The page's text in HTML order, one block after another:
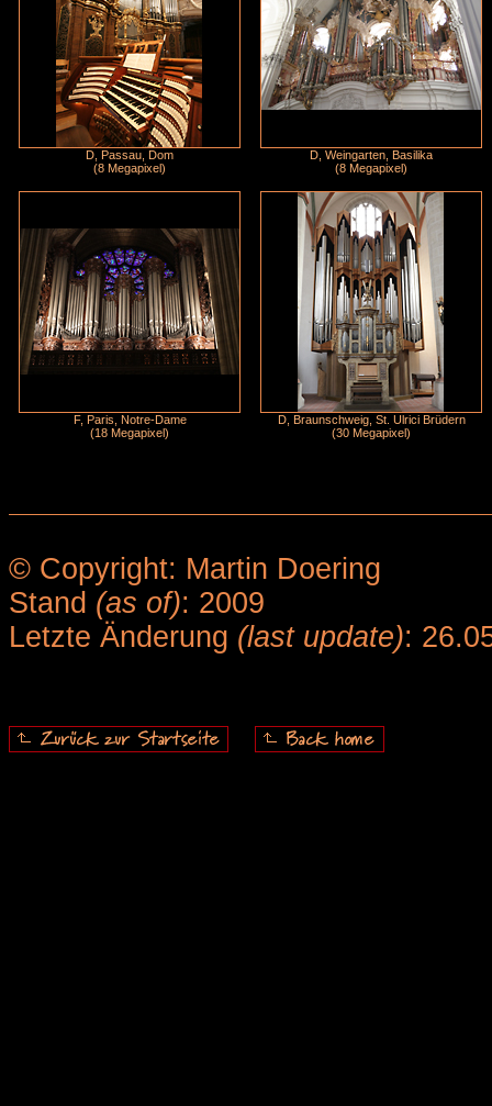
D, Passau, Dom
(8 Megapixel)
D, Weingarten, Basilika
(8 Megapixel)
F, Paris, Notre-Dame
(18 Megapixel)
D, Braunschweig, St. Ulrici Brüdern
(30 Megapixel)
© Copyright: Martin Doering
Stand (as of): 2009
Letzte Änderung (last update):